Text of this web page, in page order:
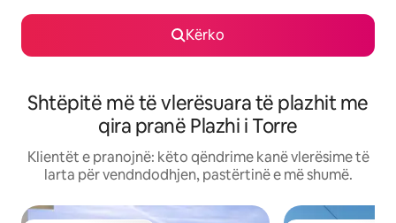
Kërko
Shtëpitë më të vlerësuara të plazhit me
qira pranë Plazhi i Torre
Klientët e pranojnë: këto qëndrime kanë vlerësime të
larta për vendndodhjen, pastërtinë e më shumë.